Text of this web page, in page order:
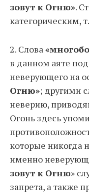
зовут к Огню».
категорическим,
2. Слова
в данном аяте
неверующего на
Огню»; другими
неверию,
Огонь здесь
которые никогда
именно
зовут к Огню»
запрета, а также